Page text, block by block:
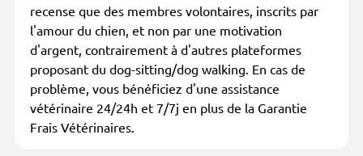
recense que des membres volontaires, inscrits par
l'amour du chien, et non par une motivation
d'argent, contrairement à d'autres plateformes
proposant du dog-sitting/dog walking. En cas de
problème, vous bénéficiez d'une assistance
vétérinaire 24/24h et 7/7j en plus de la Garantie
Frais Vétérinaires.